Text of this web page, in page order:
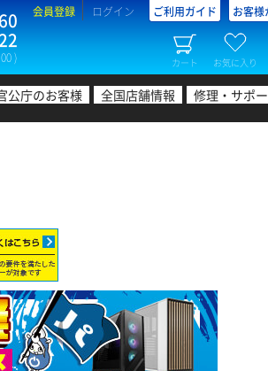
)
会員登録 ログイン ご利用ガイド お客
カート お気に入り
公庁のお客様 全国店舗情報 修理・サポ